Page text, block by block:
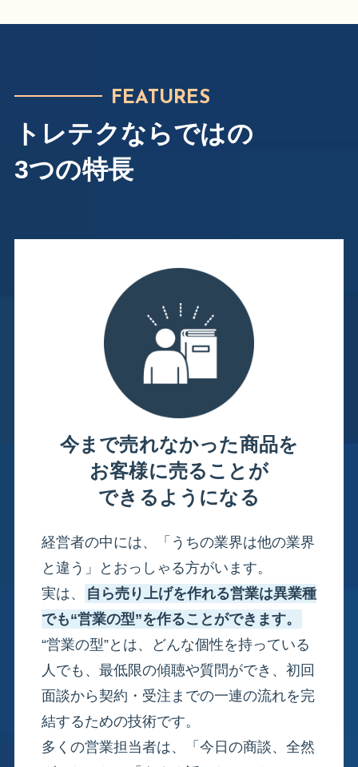
FEATURES
トレテクならではの
3つの特長
今まで売れなかった商品を
お客様に売ることが
できるようになる
経営者の中には、「うちの業界は他の業界
と違う」とおっしゃる方がいます。
実は、
自ら売り上げを作れる営業は異業種
でも“営業の型”を作ることができます。
“営業の型”とは、どんな個性を持っている
人でも、最低限の傾聴や質問ができ、初回
面談から契約・受注までの一連の流れを完
結するための技術です。
多くの営業担当者は、「今日の商談、全然